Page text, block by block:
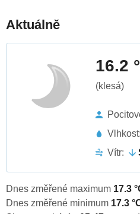
Aktuálně
16.2
(klesá)
Vlhkost:
Vítr:
Dnes změřené maximum 17.3
Dnes změřené minimum 17.3